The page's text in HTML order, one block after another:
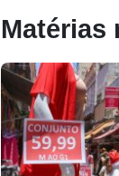
Matérias